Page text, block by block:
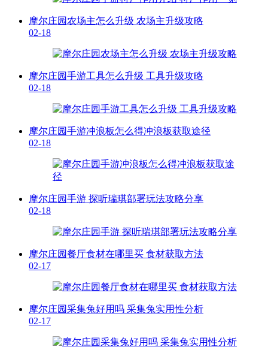
摩尔庄园农场主怎么升级 农场主升级攻略
02-18
摩尔庄园手游工具怎么升级 工具升级攻略
02-18
摩尔庄园手游冲浪板怎么得冲浪板获取途径
02-18
摩尔庄园手游 探听瑞琪部署玩法攻略分享
02-18
摩尔庄园餐厅食材在哪里买 食材获取方法
02-17
摩尔庄园采集兔好用吗 采集兔实用性分析
02-17